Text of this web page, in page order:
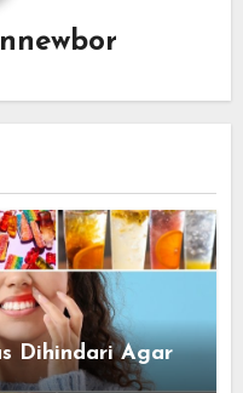
Dihindari Agar